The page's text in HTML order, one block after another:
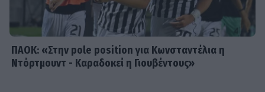
τους δυο πρώτους μήνες με τον γιο
της
ΠΑΟΚ: «Στην pole position για Κωνσταντέλια η
Ντόρτμουντ - Καραδοκεί η Γιουβέντους»